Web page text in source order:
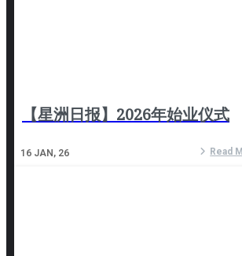
【星洲日报】2026年始业仪式
16 JAN, 26 Read